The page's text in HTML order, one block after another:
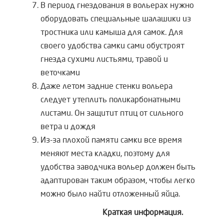
В период гнездования в вольерах нужно
оборудовать специальные шалашики из
тростника или камыша для самок. Для
своего удобства самки сами обустроят
гнезда сухими листьями, травой и
веточками
Даже летом задние стенки вольера
следует утеплить поликарбонатными
листами. Он защитит птиц от сильного
ветра и дождя
Из-за плохой памяти самки все время
меняют места кладки, поэтому для
удобства заводчика вольер должен быть
адаптирован таким образом, чтобы легко
можно было найти отложенный яйца.
Краткая информация.